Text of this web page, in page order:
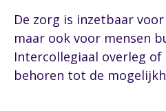
De zorg is inzetbaar
maar ook voor mensen
Intercollegiaal overleg
behoren tot de